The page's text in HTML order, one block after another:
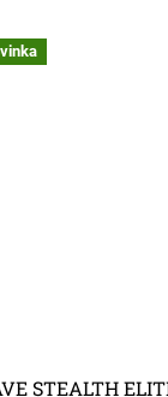
STEALTH